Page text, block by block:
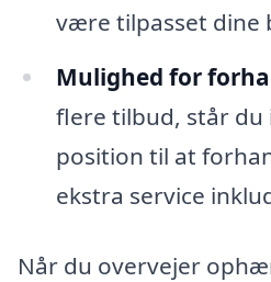
være tilpasset dine
Mulighed for
flere tilbud, står
position til at
ekstra service
Når du overvejer